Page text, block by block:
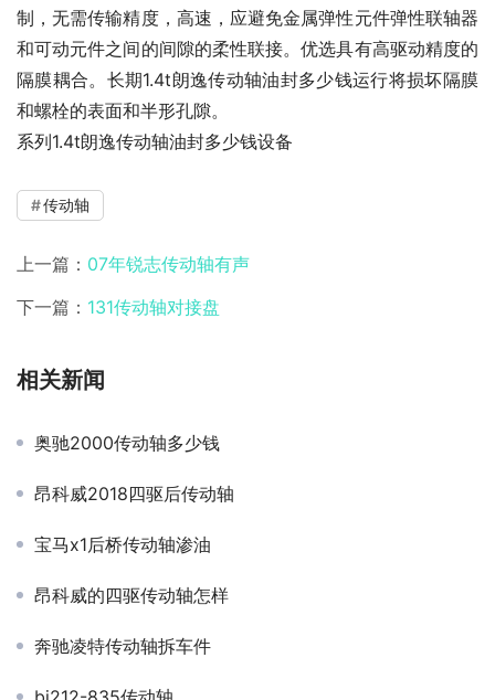
制，无需传输精度，高速，应避免金属弹性元件弹性联轴器
和可动元件之间的间隙的柔性联接。优选具有高驱动精度的
隔膜耦合。长期1.4t朗逸传动轴油封多少钱运行将损坏隔膜
和螺栓的表面和半形孔隙。
系列1.4t朗逸传动轴油封多少钱设备
传动轴
上一篇： 07年锐志传动轴有声
下一篇： 131传动轴对接盘
相关新闻
奥驰2000传动轴多少钱
昂科威2018四驱后传动轴
宝马x1后桥传动轴渗油
昂科威的四驱传动轴怎样
奔驰凌特传动轴拆车件